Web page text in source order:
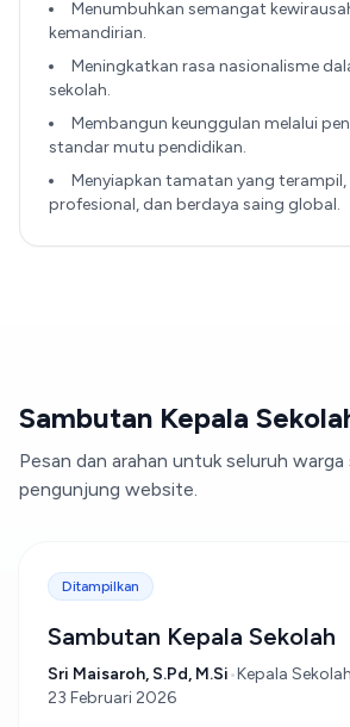
Menumbuhkan semangat
kemandirian.
Meningkatkan rasa nasionalisme
sekolah.
Membangun keunggulan melalui
standar mutu pendidikan.
Menyiapkan tamatan yang
profesional, dan berdaya saing global.
Sambutan Kepala
Pesan dan arahan untuk seluruh
pengunjung website.
Ditampilkan
Sambutan Kepala Sekolah
Sri Maisaroh, S.Pd, M.Si•Kepala Sekolah
23 Februari 2026